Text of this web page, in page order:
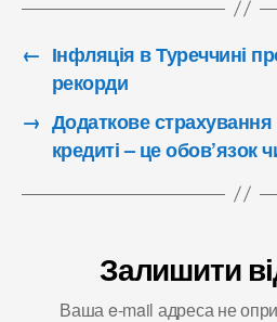
← Інфляція в Туреччині
рекорди
→ Додаткове
кредиті – це обов’язок
Залишити
Ваша e-mail адреса не